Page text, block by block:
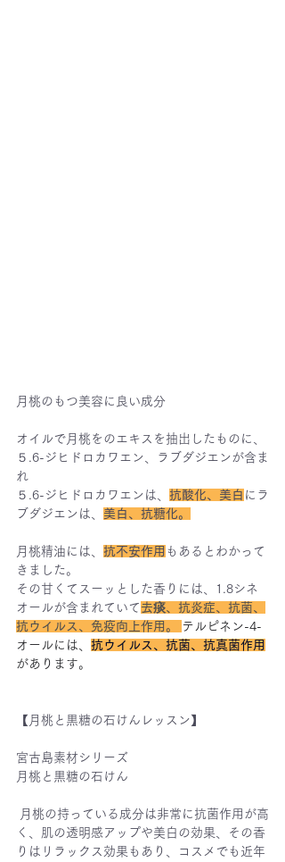
月桃のもつ美容に良い成分
オイルで月桃をのエキスを抽出したものに、
５.6-ジヒドロカワエン、ラブダジエンが含ま
れ
５.6-ジヒドロカワエンは、 抗酸化、美白 にラ
ブダジエンは、 美白、抗糖化。
月桃精油には、 抗不安作用 もあるとわかって
きました。
その甘くてスーッとした香りには、1.8シネ
オールが含まれていて 去痰、抗炎症、抗菌、
抗ウイルス、免疫向上作用。
テルピネン-4-
オールには、 抗ウイルス、抗菌、抗真菌作用
があります。
【月桃と黒糖の石けんレッスン】
宮古島素材シリーズ
月桃と黒糖の石けん
月桃の持っている成分は非常に抗菌作用が高
く、肌の透明感アップや美白の効果、その香
りはリラックス効果もあり、コスメでも近年